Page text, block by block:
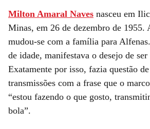
Milton Amaral Naves nasceu em
Minas, em 26 de dezembro de 1955.
mudou-se com a família para
de idade, manifestava o desejo de
Exatamente por isso, fazia questão
transmissões com a frase que o
“estou fazendo o que gosto,
bola”.